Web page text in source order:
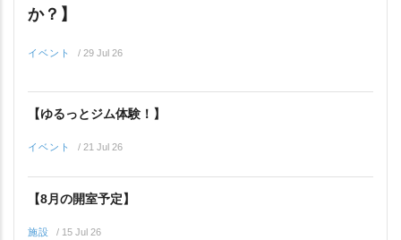
か？】
イベント / 29 Jul 26
【ゆるっとジム体験！】
イベント / 21 Jul 26
【8月の開室予定】
施設 / 15 Jul 26